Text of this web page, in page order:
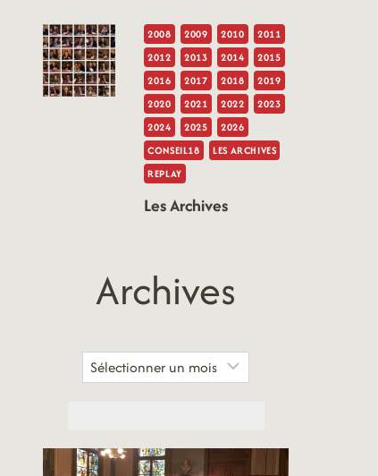
2008 2009 2010
2011
2012
2013 2014
2015
2016
2017 2018
2019
2020
2021 2022
2023
2024
2025
2026
CONSEIL18
LES ARCHIVES
REPLAY
Les Archives
Archives